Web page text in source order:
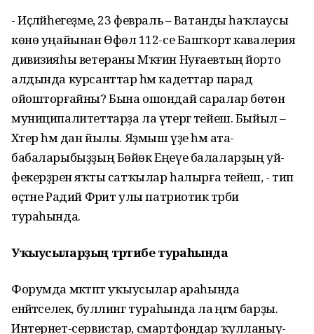
- Иҫләйһегеҙме, 23 февраль – Ватанды һаҡлаусы
көнө уңайынан Өфөлә 112-се Башҡорт кавалерия
дивизияһы ветераны Мҡғин Нуғаевтың йорто
алдында курсанттар һәм кадеттар парад
ойошторғайны? Бына ошондай саралар бөтөн
муниципалитеттарҙа ла үтергә тейеш. Быйыл –
Хәтер һәм дан йылы. Яҙмыш үҙе һәм ата-
бабаларыбыҙҙың Бөйөк Еңеүе балаларҙың уй-
фекерҙәренә яҡты сатҡылар һалырға тейеш, - тип
өҫтәне Радий Фәрит улы патриотик тәрбиә
тураһында.
Уҡыусыларҙың тәртибе тураһында
Форумда мәктәптә уҡыусылар араһында
енәйәтселек, буллинг тураһында ла әңгәмә барҙы.
Интернет-сервистар, смартфондар ҡулланыу-